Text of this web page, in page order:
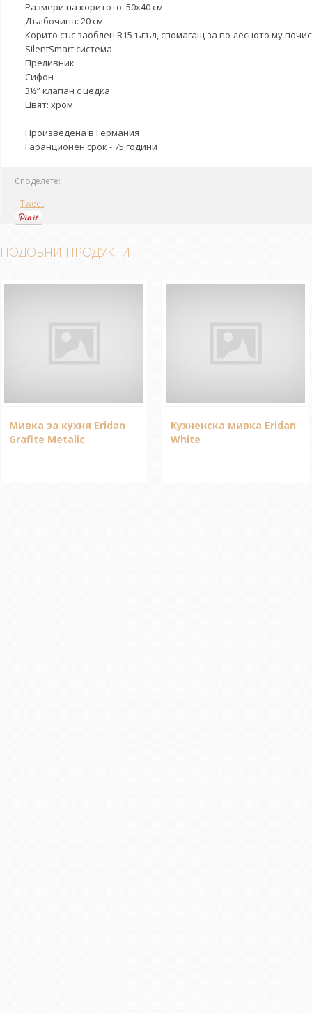
Размери на коритото: 50x40 см
Дълбочина: 20 см
Корито със заоблен R15 ъгъл, спомагащ за по-лесното му
SilentSmart система
Преливник
Сифон
3½” клапан с цедка
Цвят: хром
Произведена в Германия
Гаранционен срок - 75 години
Споделете:
Tweet
ПОДОБНИ ПРОДУКТИ
Мивка за кухня Eridan
Grafite Metalic
Кухненска мивка Eridan
White